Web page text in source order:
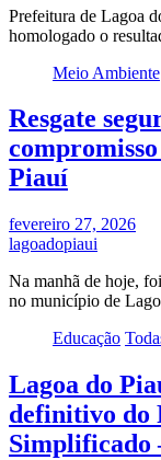
Prefeitura de Lagoa
homologado o
Meio Ambiente
Resgate
Piauí
fevereiro 27, 2026
lagoadopiaui
Na manhã de hoje,
no município de
Educação
Lagoa do
definitivo do
Simplificado